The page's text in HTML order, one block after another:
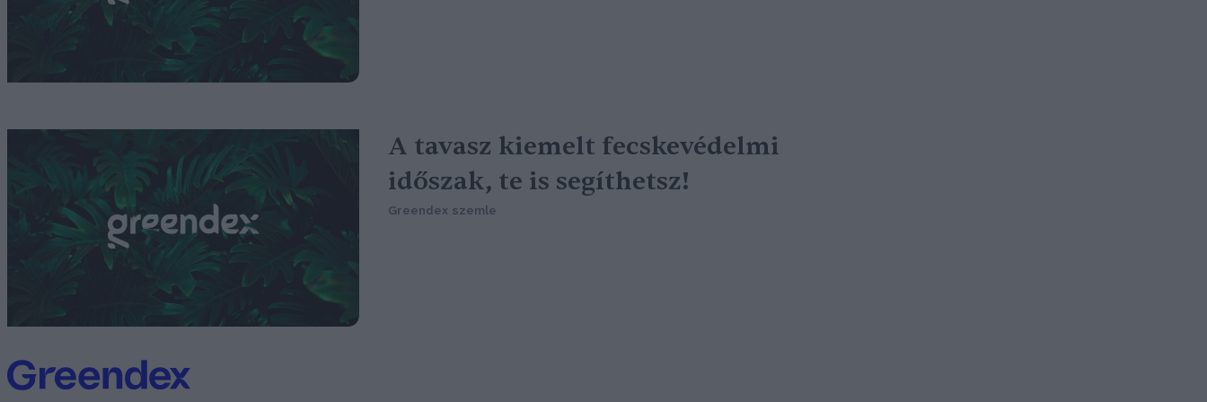
A tavasz kiemelt fecskevédelmi
időszak, te is segíthetsz!
Greendex szemle